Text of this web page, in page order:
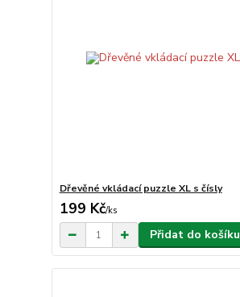
Dřevěné vkládací puzzle XL s čísly
199 Kč/ks
Přidat do košíku